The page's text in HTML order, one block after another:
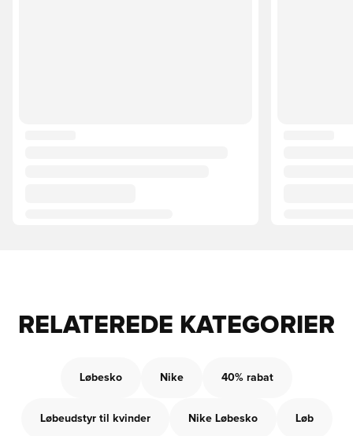
RELATEREDE KATEGORIER
Løbesko Nike 40% rabat
Løbeudstyr til kvinder Nike Løbesko Løb